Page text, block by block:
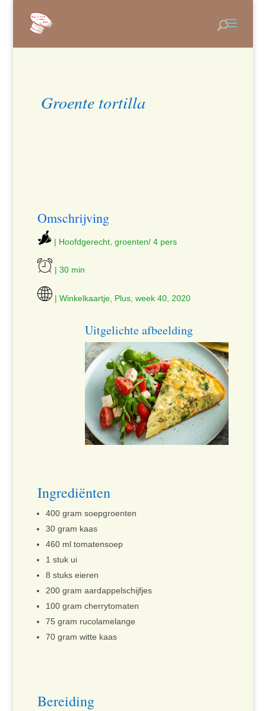
Groente tortilla
Omschrijving
| Hoofdgerecht, groenten/ 4 pers
| 30 min
| Winkelkaartje, Plus, week 40, 2020
Uitgelichte afbeelding
Ingrediënten
400 gram soepgroenten
30 gram kaas
460 ml tomatensoep
1 stuk ui
8 stuks eieren
200 gram aardappelschijfjes
100 gram cherrytomaten
75 gram rucolamelange
70 gram witte kaas
Bereiding